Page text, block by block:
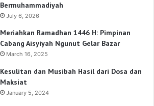
Bermuhammadiyah
July 6, 2026
Meriahkan Ramadhan 1446 H: Pimpinan
Cabang Aisyiyah Ngunut Gelar Bazar
March 16, 2025
Kesulitan dan Musibah Hasil dari Dosa dan
Maksiat
January 5, 2024